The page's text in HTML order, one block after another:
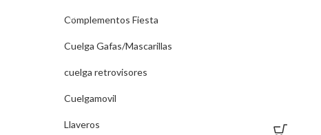
Complementos Fiesta
Cuelga Gafas/Mascarillas
cuelga retrovisores
Cuelgamovil
Llaveros